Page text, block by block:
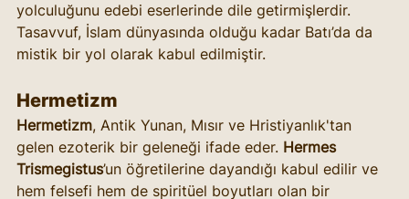
yolculuğunu edebi eserlerinde dile getirmişlerdir.
Tasavvuf, İslam dünyasında olduğu kadar Batı’da da
mistik bir yol olarak kabul edilmiştir.
Hermetizm
Hermetizm, Antik Yunan, Mısır ve Hristiyanlık'tan
gelen ezoterik bir geleneği ifade eder. Hermes
Trismegistus’un öğretilerine dayandığı kabul edilir ve
hem felsefi hem de spiritüel boyutları olan bir